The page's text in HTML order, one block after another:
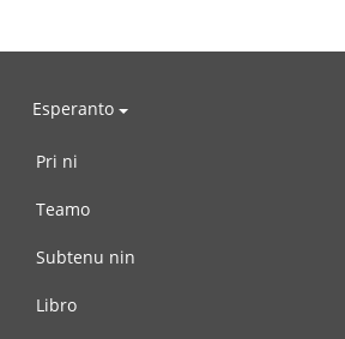
Esperanto
Pri ni
Teamo
Subtenu nin
Libro